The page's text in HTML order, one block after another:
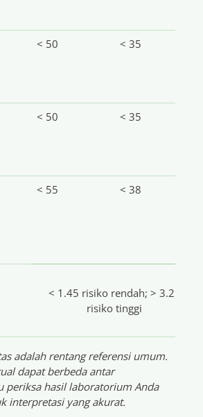
< 50 < 35
< 50 < 35
< 55 < 38
< 1.45 risiko rendah; > 3.25
risiko tinggi
adalah rentang referensi umum.
dapat berbeda antar
periksa hasil laboratorium Anda
interpretasi yang akurat.